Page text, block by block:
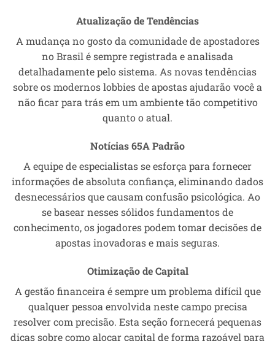
Atualização de Tendências
A mudança no gosto da comunidade de apostadores
no Brasil é sempre registrada e analisada
detalhadamente pelo sistema. As novas tendências
sobre os modernos lobbies de apostas ajudarão você a
não ficar para trás em um ambiente tão competitivo
quanto o atual.
Notícias 65A Padrão
A equipe de especialistas se esforça para fornecer
informações de absoluta confiança, eliminando dados
desnecessários que causam confusão psicológica. Ao
se basear nesses sólidos fundamentos de
conhecimento, os jogadores podem tomar decisões de
apostas inovadoras e mais seguras.
Otimização de Capital
A gestão financeira é sempre um problema difícil que
qualquer pessoa envolvida neste campo precisa
resolver com precisão. Esta seção fornecerá pequenas
dicas sobre como alocar capital de forma razoável para